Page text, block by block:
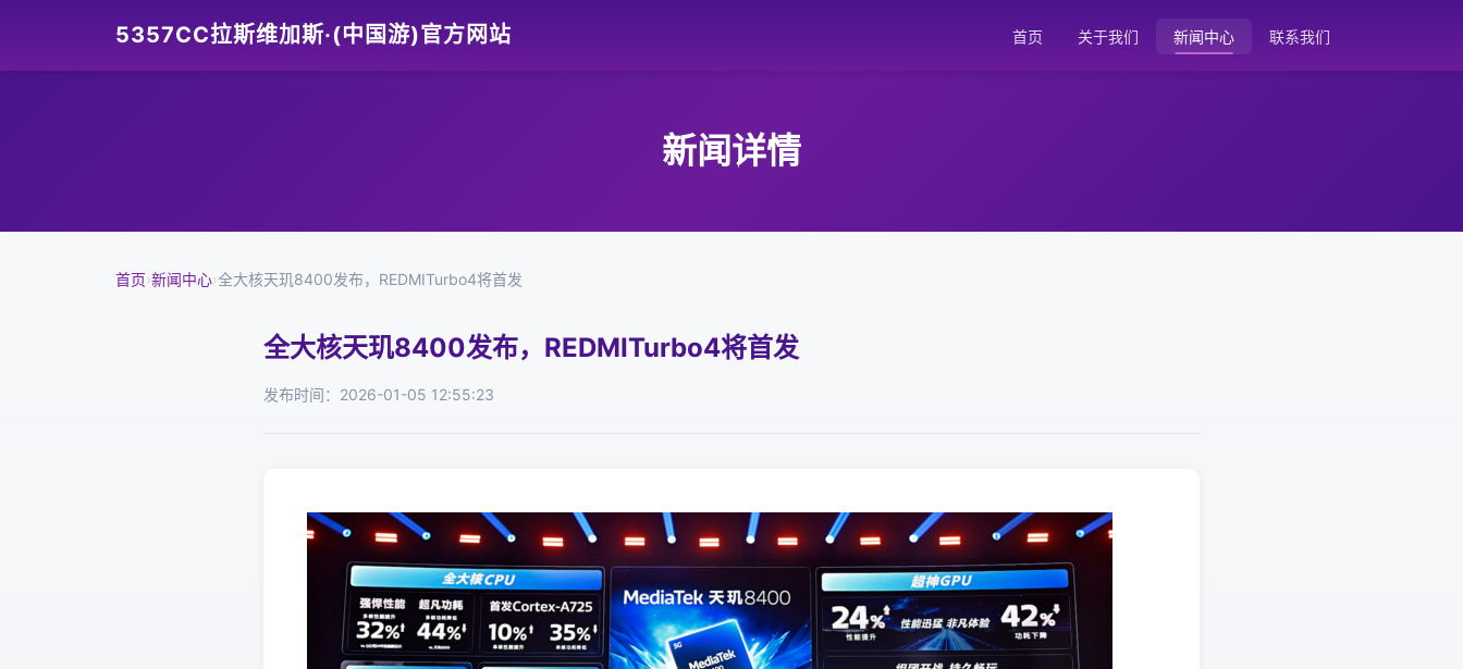
5357CC拉斯维加斯·(中国游)官方网站 首页 关于我们 新闻中心 联系我们
新闻详情
首页›新闻中心›全大核天玑8400发布，REDMITurbo4将首发
全大核天玑8400发布，REDMITurbo4将首发
发布时间：2026-01-05 12:55:23